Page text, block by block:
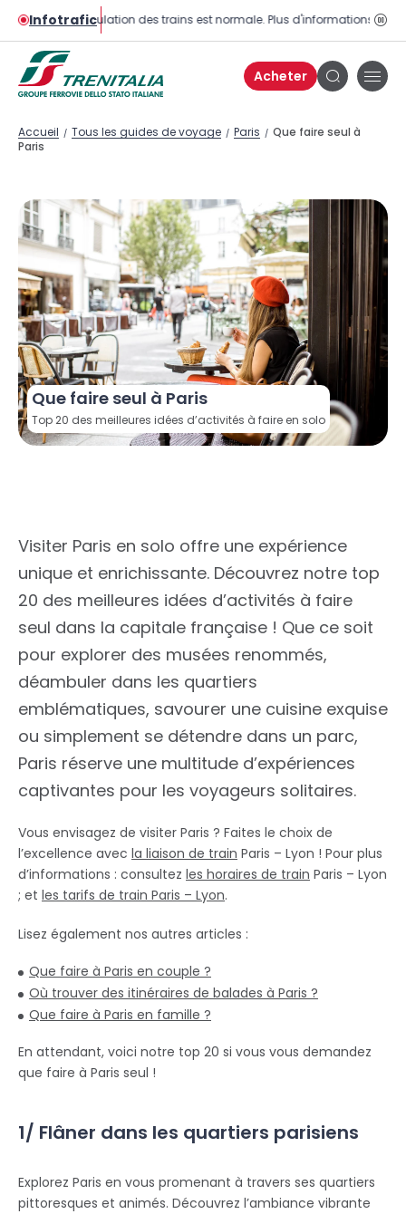
Infotrafic
La circulation des trains est normale. Plus d'informations sur la
Acheter
Bouton
recherche
Accueil / Tous les guides de voyage / Paris / Que faire seul à
Paris
Que faire seul à Paris
Top 20 des meilleures idées d’activités à faire en solo
Visiter Paris en solo offre une expérience
unique et enrichissante. Découvrez notre top
20 des meilleures idées d’activités à faire
seul dans la capitale française ! Que ce soit
pour explorer des musées renommés,
déambuler dans les quartiers
emblématiques, savourer une cuisine exquise
ou simplement se détendre dans un parc,
Paris réserve une multitude d’expériences
captivantes pour les voyageurs solitaires.
Vous envisagez de visiter Paris ? Faites le choix de
l’excellence avec la liaison de train Paris – Lyon ! Pour plus
d’informations : consultez les horaires de train Paris – Lyon
; et les tarifs de train Paris – Lyon.
Lisez également nos autres articles :
Que faire à Paris en couple ?
Où trouver des itinéraires de balades à Paris ?
Que faire à Paris en famille ?
En attendant, voici notre top 20 si vous vous demandez
que faire à Paris seul !
1/ Flâner dans les quartiers parisiens
Explorez Paris en vous promenant à travers ses quartiers
pittoresques et animés. Découvrez l’ambiance vibrante